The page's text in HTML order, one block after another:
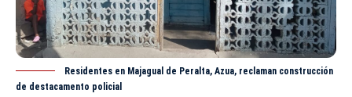
Residentes en Majagual de Peralta, Azua, reclaman construcción
de destacamento policial